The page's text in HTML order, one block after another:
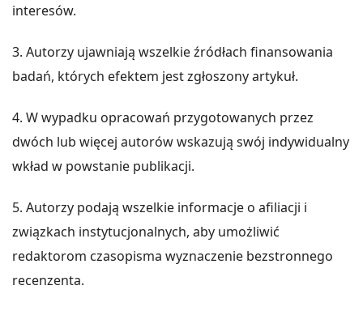
interesów.
3. Autorzy ujawniają wszelkie źródłach finansowania
badań, których efektem jest zgłoszony artykuł.
4. W wypadku opracowań przygotowanych przez
dwóch lub więcej autorów wskazują swój indywidualny
wkład w powstanie publikacji.
5. Autorzy podają wszelkie informacje o afiliacji i
związkach instytucjonalnych, aby umożliwić
redaktorom czasopisma wyznaczenie bezstronnego
recenzenta.